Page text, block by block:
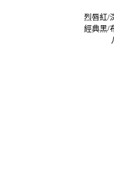
烈唇紅/
經典黑/